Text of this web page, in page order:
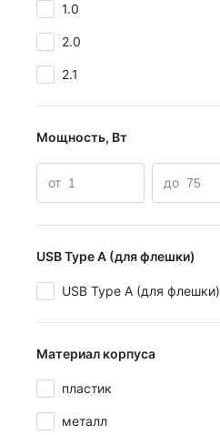
1.0
2.0
2.1
Мощность, Вт
от до
USB Type A (для флешки)
USB Type A (для флешки)
Материал корпуса
пластик
металл